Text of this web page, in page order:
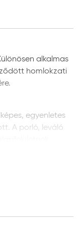
alkalmas
homlokzati
egyenletes
A porló, leváló
legyen min. vH
a